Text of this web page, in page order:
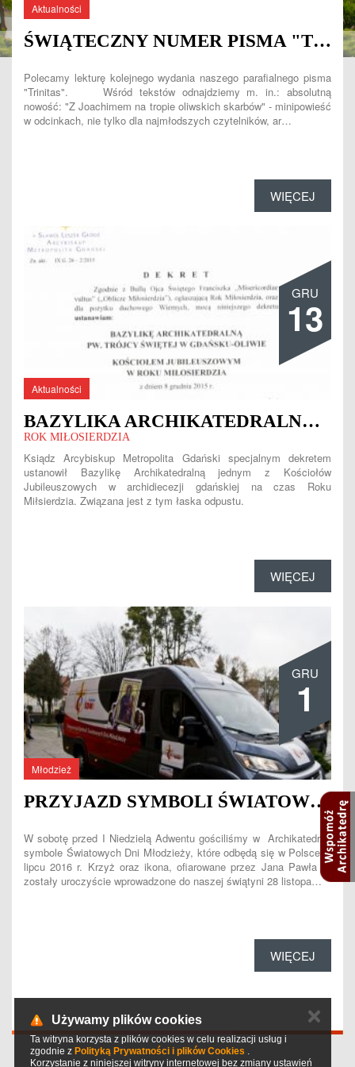
Aktualności
ŚWIĄTECZNY NUMER PISMA "TRINITAS"
Polecamy lekturę kolejnego wydania naszego parafialnego pisma
"Trinitas". Wśród tekstów odnajdziemy m. in.: absolutną
nowość: "Z Joachimem na tropie oliwskich skarbów" - minipowieść
w odcinkach, nie tylko dla najmłodszych czytelników, ar…
WIĘCEJ
GRU
13
Aktualności
BAZYLIKA ARCHIKATEDRALNA KOŚCIOŁEM JUBILEUSZOWYM
ROK MIŁOSIERDZIA
Ksiądz Arcybiskup Metropolita Gdański specjalnym dekretem
ustanowił Bazylikę Archikatedralną jednym z Kościołów
Jubileuszowych w archidiecezji gdańskiej na czas Roku
Miłsierdzia. Związana jest z tym łaska odpustu.
WIĘCEJ
GRU
1
Młodzież
PRZYJAZD SYMBOLI ŚWIATOWYCH DNI MŁODZIEŻY
W sobotę przed I Niedzielą Adwentu gościliśmy w Archikatedrze
symbole Światowych Dni Młodzieży, które odbędą się w Polsce w
lipcu 2016 r. Krzyż oraz ikona, ofiarowane przez Jana Pawła II,
zostały uroczyście wprowadzone do naszej świątyni 28 listopa…
WIĘCEJ
Używamy plików cookies
Ta witryna korzysta z plików cookies w celu realizacji usług i
zgodnie z Polityką Prywatności i plików Cookies .
Korzystanie z niniejszej witryny internetowej bez zmiany ustawień
✕